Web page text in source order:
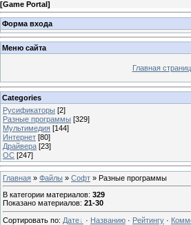
[Game Portal]
Форма входа
Меню сайта
Главная
Categories
Русификаторы [2]
Разные программы [329]
Мультимедия [144]
Интернет [80]
Драйвера [23]
ОС [247]
Главная » Файлы » Софт » Разные программы
В категории материалов: 329
Показано материалов: 21-30
Сортировать по: Дате · Названию · Рейтингу ·